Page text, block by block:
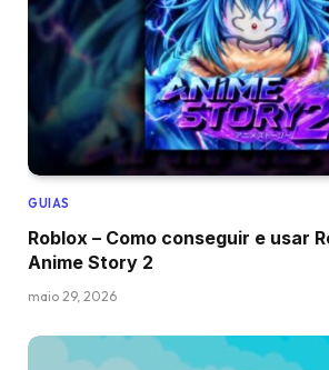
GUIAS
Roblox – Como conseguir e usar
Anime Story 2
maio 29, 2026